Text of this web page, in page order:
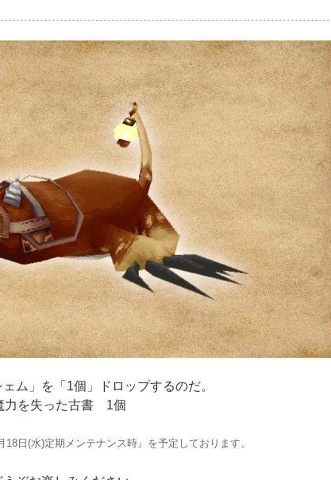
ム」を「1個」ドロップするのだ。
を失った古書 1個
日(水)定期メンテナンス時』を予定しております。